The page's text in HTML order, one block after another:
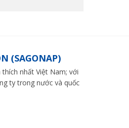
(SAGONAP)
nhất Việt Nam; với
ty trong nước và quốc